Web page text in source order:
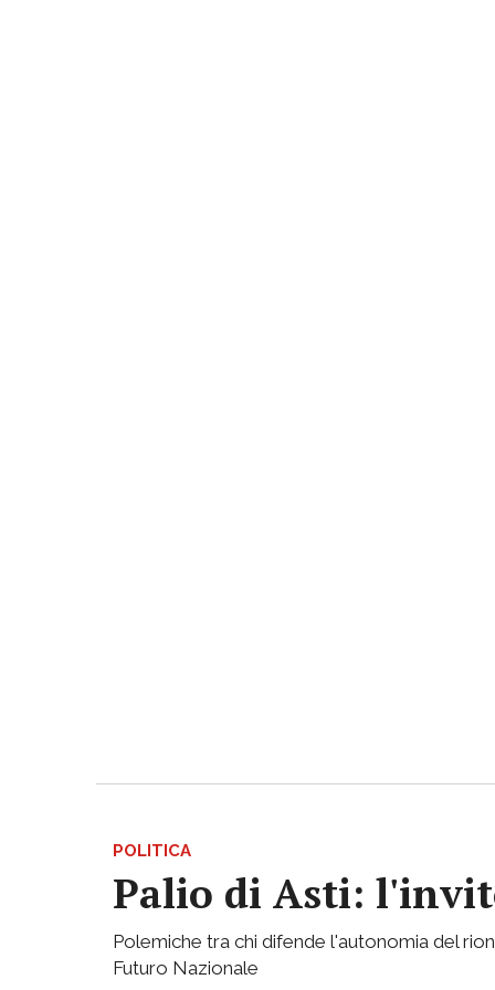
POLITICA
Palio di Asti:
Polemiche tra chi difende l'autonomia del
Futuro Nazionale